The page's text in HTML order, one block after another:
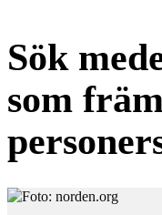
Sök
som